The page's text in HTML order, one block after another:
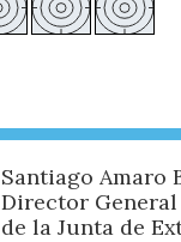
Santiago Amaro
Director
de la Junta de